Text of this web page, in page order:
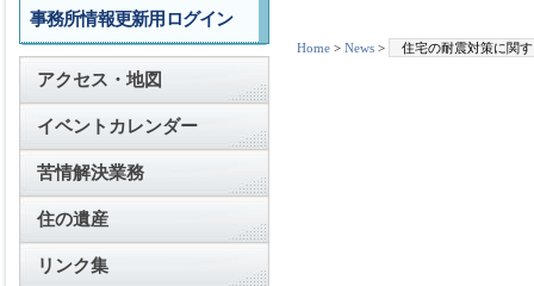
Home > News > 住宅の耐震対策に関
事務所情報更新用ログイン
アクセス・地図
イベントカレンダー
苦情解決業務
住の遺産
リンク集